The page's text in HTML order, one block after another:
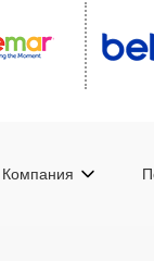
Компания